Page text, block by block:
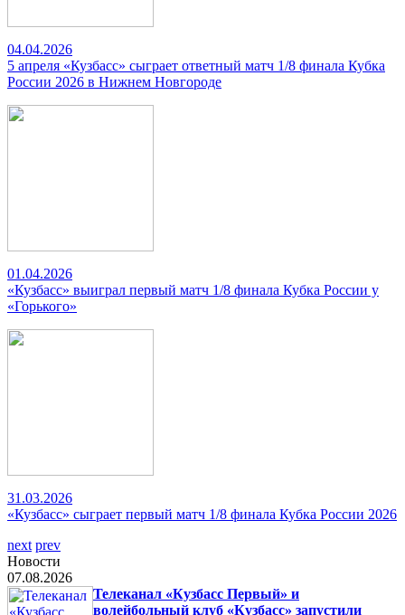
04.04.2026
5 апреля «Кузбасс» сыграет ответный матч 1/8 финала Кубка
России 2026 в Нижнем Новгороде
01.04.2026
«Кузбасс» выиграл первый матч 1/8 финала Кубка России у
«Горького»
31.03.2026
«Кузбасс» сыграет первый матч 1/8 финала Кубка России 2026
next prev
Новости
07.08.2026
Телеканал «Кузбасс Первый» и
волейбольный клуб «Кузбасс» запустили